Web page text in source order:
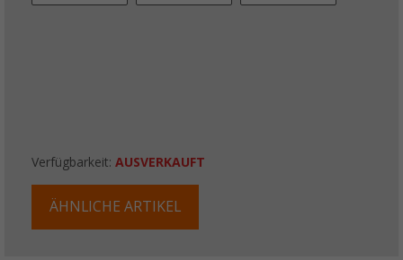
Verfügbarkeit: AUSVERKAUFT
ÄHNLICHE ARTIKEL